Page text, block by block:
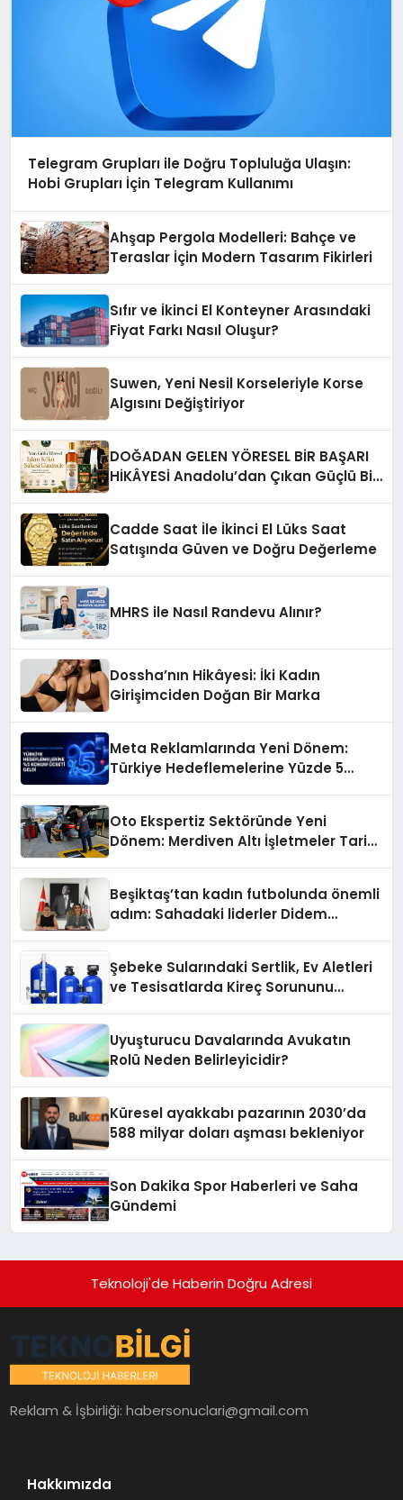
Telegram Grupları ile Doğru Topluluğa Ulaşın:
Hobi Grupları İçin Telegram Kullanımı
Ahşap Pergola Modelleri: Bahçe ve
Teraslar İçin Modern Tasarım Fikirleri
Sıfır ve İkinci El Konteyner Arasındaki
Fiyat Farkı Nasıl Oluşur?
Suwen, Yeni Nesil Korseleriyle Korse
Algısını Değiştiriyor
DOĞADAN GELEN YÖRESEL BİR BAŞARI
HİKÂYESİ Anadolu’dan Çıkan Güçlü Bir
Cadde Saat İle İkinci El Lüks Saat
Satışında Güven ve Doğru Değerleme
MHRS ile Nasıl Randevu Alınır?
Dossha’nın Hikâyesi: İki Kadın
Girişimciden Doğan Bir Marka
Meta Reklamlarında Yeni Dönem:
Türkiye Hedeflemelerine Yüzde 5
Oto Ekspertiz Sektöründe Yeni
Dönem: Merdiven Altı İşletmeler Tarih
Beşiktaş’tan kadın futbolunda önemli
adım: Sahadaki liderler Didem
Şebeke Sularındaki Sertlik, Ev Aletleri
ve Tesisatlarda Kireç Sorununu
Uyuşturucu Davalarında Avukatın
Rolü Neden Belirleyicidir?
Küresel ayakkabı pazarının 2030’da
588 milyar doları aşması bekleniyor
Son Dakika Spor Haberleri ve Saha
Gündemi
Teknoloji'de Haberin Doğru Adresi
Reklam & İşbirliği:habersonuclari@gmail.com
Hakkımızda